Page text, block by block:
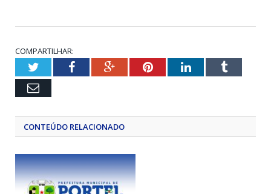
COMPARTILHAR:
TwitterFacebookGoogle+PinterestLinkedInTumblr
Email
CONTEÚDO RELACIONADO